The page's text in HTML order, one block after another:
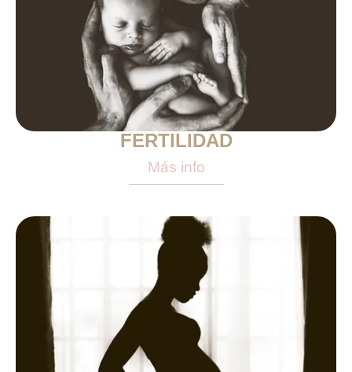
FERTILIDAD
Más info